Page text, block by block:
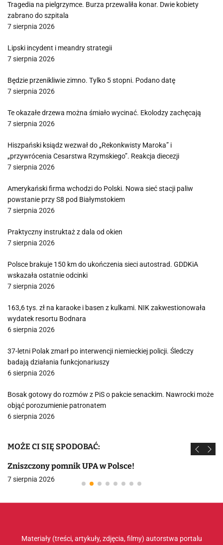
Tragedia na pielgrzymce. Burza przewaliła konar. Dwie kobiety
zabrano do szpitala
7 sierpnia 2026
Lipski incydent i meandry strategii
7 sierpnia 2026
Będzie przenikliwie zimno. Tylko 5 stopni. Podano datę
7 sierpnia 2026
Te okazałe drzewa można śmiało wycinać. Ekolodzy zachęcają
7 sierpnia 2026
Hiszpański ksiądz wezwał do „Rekonkwisty Maroka” i
„przywrócenia Cesarstwa Rzymskiego”. Reakcja diecezji
7 sierpnia 2026
Amerykański firma wchodzi do Polski. Nowa sieć stacji paliw
powstanie przy S8 pod Białymstokiem
7 sierpnia 2026
Praktyczny instruktaż z dala od okien
7 sierpnia 2026
Polsce brakuje 150 km do ukończenia sieci autostrad. GDDKiA
wskazała ostatnie odcinki
7 sierpnia 2026
163,6 tys. zł na karaoke i basen z kulkami. NIK zakwestionowała
wydatek resortu Bodnara
6 sierpnia 2026
37-letni Polak zmarł po interwencji niemieckiej policji. Śledczy
badają działania funkcjonariuszy
6 sierpnia 2026
Bosak gotowy do rozmów z PiS o pakcie senackim. Nawrocki może
objąć porozumienie patronatem
6 sierpnia 2026
MOŻE CI SIĘ SPODOBAĆ:
Zniszczony pomnik UPA w Polsce!
7 sierpnia 2026
Materiały (treści, artykuły, zdjęcia, filmy) autorstwa portalu